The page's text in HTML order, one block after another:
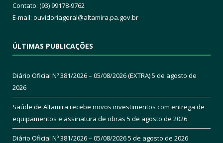
Contato: (93) 99178-9762
E-mail: ouvidoriageral@altamira.pa.gov.br
ÚLTIMAS PUBLICAÇÕES
Diário Oficial Nº 381/2026 – 05/08/2026 (EXTRA)5 de agosto de
2026
Saúde de Altamira recebe novos investimentos com entrega de
equipamentos e assinatura de obras 5 de agosto de 2026
Diário Oficial Nº 381/2026 – 05/08/20265 de agosto de 2026